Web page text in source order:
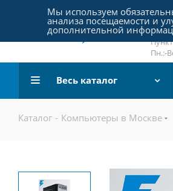
email:
Пн.:-
Пн.:-
Весь каталог
Каталог - Компьютеры в Москве
Мы используем
анализа посещаемости и
дополнительной